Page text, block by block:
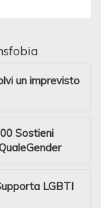
un imprevisto
Sostieni
LGBTI